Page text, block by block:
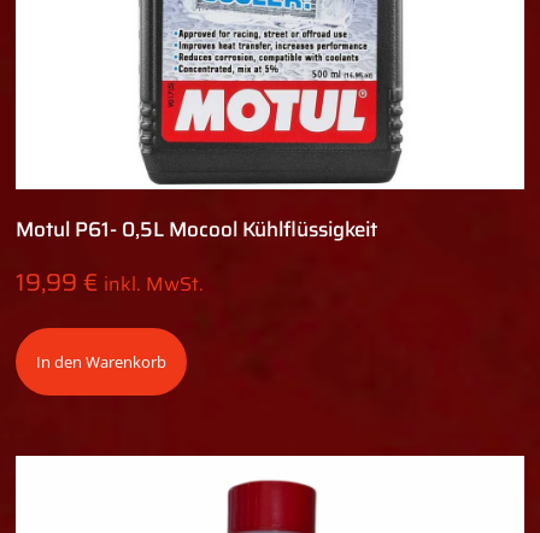
Motul P61- 0,5L Mocool Kühlflüssigkeit
19,99€ inkl. MwSt.
In den Warenkorb